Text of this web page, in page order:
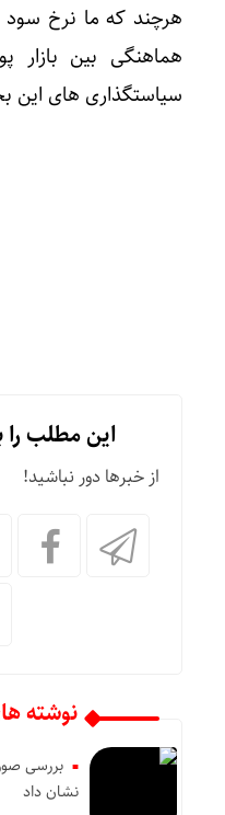
هرچند که ما نرخ سود
هماهنگی بین بازار
سیاستگذاری های این
این مطلب را
از خبرها دور نباشید!
نوشته
نشان داد